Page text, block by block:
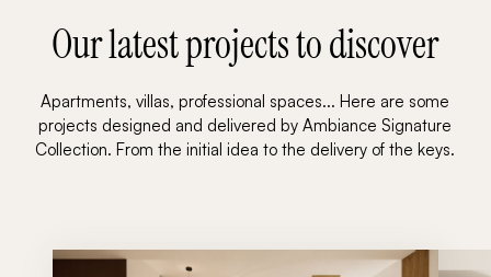
Our latest projects to discover
Apartments, villas, professional spaces... Here are some
projects designed and delivered by Ambiance Signature
Collection. From the initial idea to the delivery of the keys.